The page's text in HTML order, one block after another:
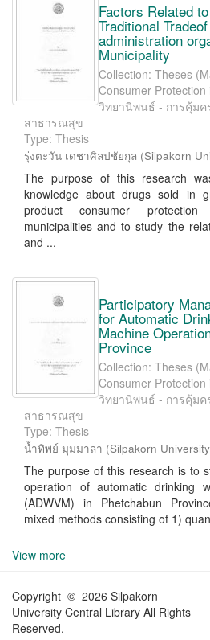
Factors Related
Traditional
administration
Municipality
Collection: Theses
Consumer
วิทยานิพนธ์ - การคุ้มค
สาธารณสุข
Type: Thesis
รุ่งตะวัน เดชาศิลปชัยกุล (Silpakorn
The purpose of this research
knowledge about drugs sold in
product consumer
municipalities and to study the
and ...
Participatory
for Automatic
Machine
Province
Collection: Theses
Consumer
วิทยานิพนธ์ - การคุ้มค
สาธารณสุข
Type: Thesis
น้ำทิพย์ มุมมาลา (Silpakorn University
The purpose of this research is to
operation of automatic drinking
(ADWVM) in Phetchabun
mixed methods consisting of 1)
View more
Copyright © 2026 Silpakorn
University Central Library All Rights
Reserved.